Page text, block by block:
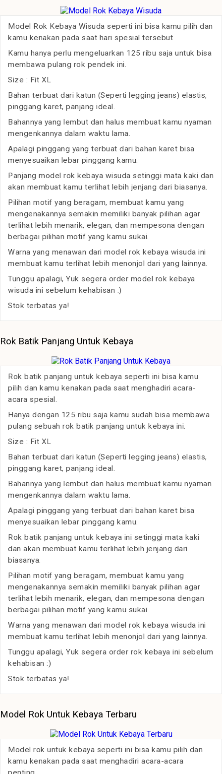
Model Rok Kebaya Wisuda seperti ini bisa kamu pilih dan
kamu kenakan pada saat hari spesial tersebut
Kamu hanya perlu mengeluarkan 125 ribu saja untuk bisa
membawa pulang rok pendek ini.
Size : Fit XL
Bahan terbuat dari katun (Seperti legging jeans) elastis,
pinggang karet, panjang ideal.
Bahannya yang lembut dan halus membuat kamu nyaman
mengenkannya dalam waktu lama.
Apalagi pinggang yang terbuat dari bahan karet bisa
menyesuaikan lebar pinggang kamu.
Panjang model rok kebaya wisuda setinggi mata kaki dan
akan membuat kamu terlihat lebih jenjang dari biasanya.
Pilihan motif yang beragam, membuat kamu yang
mengenakannya semakin memiliki banyak pilihan agar
terlihat lebih menarik, elegan, dan mempesona dengan
berbagai pilihan motif yang kamu sukai.
Warna yang menawan dari model rok kebaya wisuda ini
membuat kamu terlihat lebih menonjol dari yang lainnya.
Tunggu apalagi, Yuk segera order model rok kebaya
wisuda ini sebelum kehabisan :)
Stok terbatas ya!
Rok Batik Panjang Untuk Kebaya
Rok batik panjang untuk kebaya seperti ini bisa kamu
pilih dan kamu kenakan pada saat menghadiri acara-
acara spesial.
Hanya dengan 125 ribu saja kamu sudah bisa membawa
pulang sebuah rok batik panjang untuk kebaya ini.
Size : Fit XL
Bahan terbuat dari katun (Seperti legging jeans) elastis,
pinggang karet, panjang ideal.
Bahannya yang lembut dan halus membuat kamu nyaman
mengenkannya dalam waktu lama.
Apalagi pinggang yang terbuat dari bahan karet bisa
menyesuaikan lebar pinggang kamu.
Rok batik panjang untuk kebaya ini setinggi mata kaki
dan akan membuat kamu terlihat lebih jenjang dari
biasanya.
Pilihan motif yang beragam, membuat kamu yang
mengenakannya semakin memiliki banyak pilihan agar
terlihat lebih menarik, elegan, dan mempesona dengan
berbagai pilihan motif yang kamu sukai.
Warna yang menawan dari model rok kebaya wisuda ini
membuat kamu terlihat lebih menonjol dari yang lainnya.
Tunggu apalagi, Yuk segera order rok kebaya ini sebelum
kehabisan :)
Stok terbatas ya!
Model Rok Untuk Kebaya Terbaru
Model rok untuk kebaya seperti ini bisa kamu pilih dan
kamu kenakan pada saat menghadiri acara-acara